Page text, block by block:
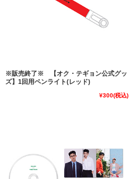
※販売終了※ 【オク・テギョン公式グッ
ズ】1回用ペンライト(レッド)
¥300(税込)